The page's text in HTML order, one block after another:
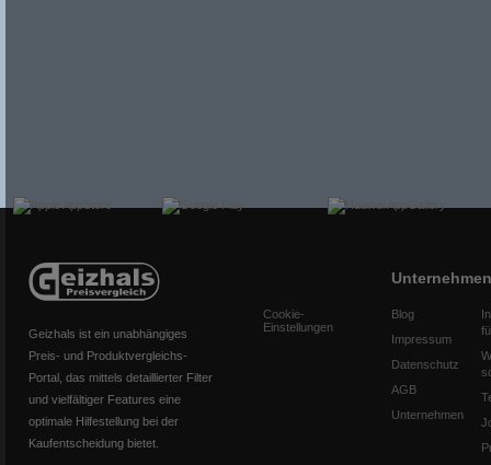
Geizhals ist ein unabhängiges
Preis- und Produktvergleichs-
Portal, das mittels detaillierter Filter
und vielfältiger Features eine
optimale Hilfestellung bei der
Kaufentscheidung bietet.
Cookie-
Einstellungen
Unternehmen
Blog
Impressum
Datenschutz
AGB
Unternehmen